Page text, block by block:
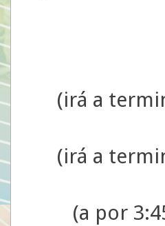
(irá a
(irá a
(a por